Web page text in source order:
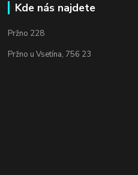
Kde nás najdete
Pržno 228
Pržno u Vsetína, 756 23